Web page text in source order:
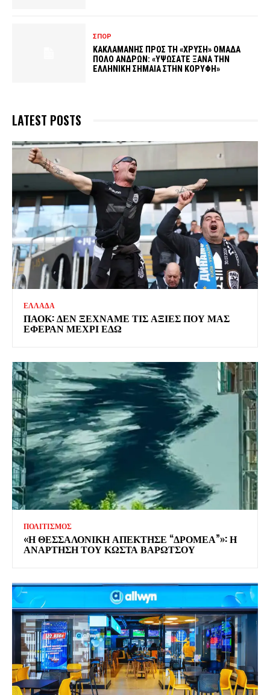
ΣΠΟΡ
ΚΑΚΛΑΜΑΝΗΣ ΠΡΟΣ ΤΗ «ΧΡΥΣΗ» ΟΜΑΔΑ
ΠΟΛΟ ΑΝΔΡΩΝ: «ΥΨΩΣΑΤΕ ΞΑΝΑ ΤΗΝ
ΕΛΛΗΝΙΚΗ ΣΗΜΑΙΑ ΣΤΗΝ ΚΟΡΥΦΗ»
LATEST POSTS
ΕΛΛΑΔΑ
ΠΑΟΚ: ΔΕΝ ΞΕΧΝΑΜΕ ΤΙΣ ΑΞΙΕΣ ΠΟΥ ΜΑΣ
ΕΦΕΡΑΝ ΜΕΧΡΙ ΕΔΩ
ΠΟΛΙΤΙΣΜΟΣ
«Η ΘΕΣΣΑΛΟΝΙΚΗ ΑΠΕΚΤΗΣΕ “ΔΡΟΜΕΑ”»: Η
ΑΝΑΡΤΗΣΗ ΤΟΥ ΚΩΣΤΑ ΒΑΡΩΤΣΟΥ